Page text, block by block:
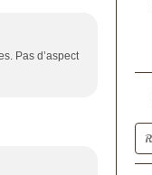
Pas d’aspect